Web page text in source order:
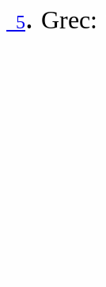
5. Grec: